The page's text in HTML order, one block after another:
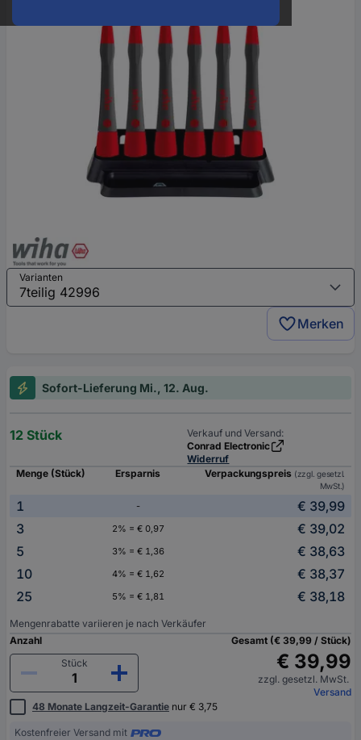
Varianten
Merken
Sofort-Lieferung Mi., 12. Aug.
12 Stück
Verkauf und Versand:
Conrad Electronic
Widerruf
Menge (Stück)
Ersparnis Verpackungspreis (zzgl. gesetzl.
MwSt.)
1 -
€ 39,99
3
2% = € 0,97
€ 39,02
5
3% = € 1,36
€ 38,63
10
4% = € 1,62
€ 38,37
25
5% = € 1,81 € 38,18
Mengenrabatte variieren je nach Verkäufer
Anzahl
Stück
Gesamt (€ 39,99 / Stück)
€ 39,99
zzgl. gesetzl. MwSt.
Versand
48 Monate Langzeit-Garantie nur € 3,75
Kostenfreier Versand mit